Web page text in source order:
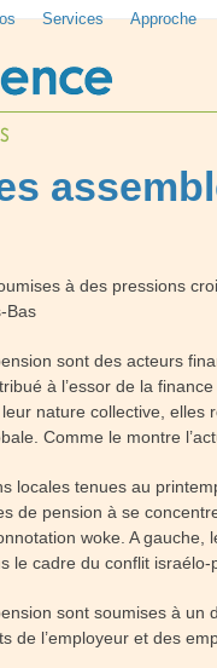
Services Approche
à des pressions
Bas
sont des acteurs
à l’essor de la
nature collective,
Comme le montre
locales tenues au
de pension à se
woke. A
le cadre du conflit israélo-
sont soumises à un
de l’employeur et des